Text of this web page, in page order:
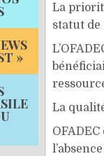
La
statut de
La
»